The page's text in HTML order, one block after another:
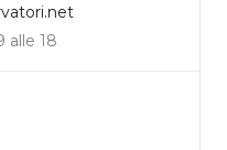
alle 18